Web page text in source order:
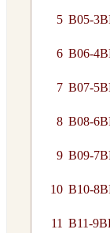
5 B05-
6 B06-
7 B07-
8 B08-
9 B09-
10 B10-
11 B11-